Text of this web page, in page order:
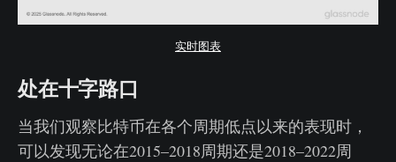
实时图表
处在十字路口
当我们观察比特币在各个周期低点以来的表现时，
可以发现无论在2015–2018周期还是2018–2022周